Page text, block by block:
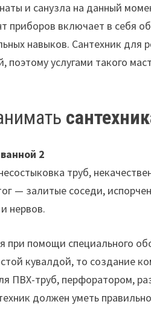
и санузла на данный
приборов включает в себя
навыков. Сантехник
поэтому услугами такого
труб,
— залитые соседи,
нервов.
при помощи специального
кувалдой, то создание
ПВХ-труб, перфоратором,
должен уметь